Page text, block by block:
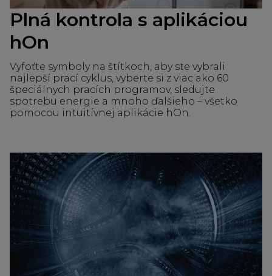
Plná kontrola s aplikáciou
hOn
Vyfoťte symboly na štítkoch, aby ste vybrali
najlepší prací cyklus, vyberte si z viac ako 60
špeciálnych pracích programov, sledujte
spotrebu energie a mnoho ďalšieho – všetko
pomocou intuitívnej aplikácie hOn.